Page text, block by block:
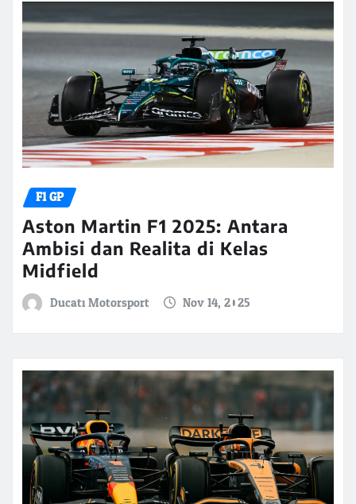
F1 GP
Aston Martin F1 2025: Antara
Ambisi dan Realita di Kelas
Midfield
Ducati Motorsport Nov 14, 2025